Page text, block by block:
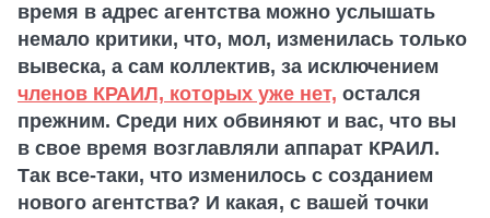
время в адрес агентства можно услышать
немало критики, что, мол, изменилась только
вывеска, а сам коллектив, за исключением
членов КРАИЛ, которых уже нет, остался
прежним. Среди них обвиняют и вас, что вы
в свое время возглавляли аппарат КРАИЛ.
Так все-таки, что изменилось с созданием
нового агентства? И какая, с вашей точки